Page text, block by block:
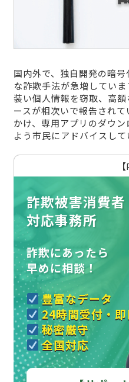
国内外で、独自開発の暗
な詐欺手法が急増してい
装い個人情報を窃取、高
ースが相次いで報告され
かけ、専用アプリのダウ
よう市民にアドバイスして
詐欺被害消費者
対応事務所
詐欺にあったら
早めに相談！
豊富なデータ
24時間受付・
秘密厳守
全国対応